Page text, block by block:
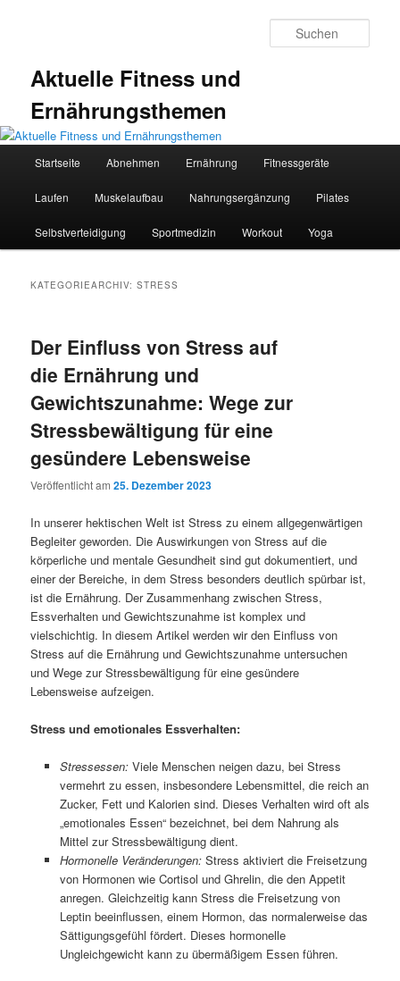
Aktuelle Fitness und
Ernährungsthemen
Startseite Abnehmen Ernährung Fitnessgeräte
Laufen Muskelaufbau Nahrungsergänzung Pilates
Selbstverteidigung Sportmedizin Workout Yoga
KATEGORIEARCHIV:STRESS
Der Einfluss von Stress auf
die Ernährung und
Gewichtszunahme: Wege zur
Stressbewältigung für eine
gesündere Lebensweise
Veröffentlicht am25. Dezember 2023
In unserer hektischen Welt ist Stress zu einem allgegenwärtigen
Begleiter geworden. Die Auswirkungen von Stress auf die
körperliche und mentale Gesundheit sind gut dokumentiert, und
einer der Bereiche, in dem Stress besonders deutlich spürbar ist,
ist die Ernährung. Der Zusammenhang zwischen Stress,
Essverhalten und Gewichtszunahme ist komplex und
vielschichtig. In diesem Artikel werden wir den Einfluss von
Stress auf die Ernährung und Gewichtszunahme untersuchen
und Wege zur Stressbewältigung für eine gesündere
Lebensweise aufzeigen.
Stress und emotionales Essverhalten:
Stressessen:Viele Menschen neigen dazu, bei Stress
vermehrt zu essen, insbesondere Lebensmittel, die reich an
Zucker, Fett und Kalorien sind. Dieses Verhalten wird oft als
„emotionales Essen“ bezeichnet, bei dem Nahrung als
Mittel zur Stressbewältigung dient.
Hormonelle Veränderungen:Stress aktiviert die Freisetzung
von Hormonen wie Cortisol und Ghrelin, die den Appetit
anregen. Gleichzeitig kann Stress die Freisetzung von
Leptin beeinflussen, einem Hormon, das normalerweise das
Sättigungsgefühl fördert. Dieses hormonelle
Ungleichgewicht kann zu übermäßigem Essen führen.